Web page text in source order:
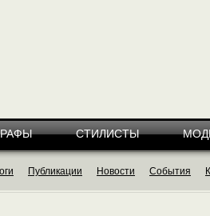
СТИЛИСТЫ
Публикации Новости События